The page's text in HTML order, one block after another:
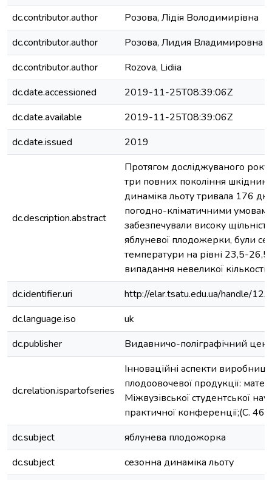
dc.contributor.author
Розова, Лідія Володимирівна
dc.contributor.author
Розова, Лидия Владимировна
dc.contributor.author
Rozova, Lidiia
dc.date.accessioned
2019-11-25T08:39:06Z
dc.date.available
2019-11-25T08:39:06Z
dc.date.issued
2019
dc.description.abstract
Протягом досліджуваного року
три повних покоління
динаміка льоту тривала 176
погодно-кліматичними
забезпечували високу
яблуневої плодожерки, були
температури на рівні 23,5-
випадання невеликої кількості
dc.identifier.uri
http://elar.tsatu.edu.ua/handle/
dc.language.iso
uk
dc.publisher
Видавничо-поліграфічний
dc.relation.ispartofseries
Інноваційні аспекти
плодоовочевої продукції:
Міжвузівської студентської
практичної конференції;(С.
dc.subject
яблунева плодожорка
dc.subject
сезонна динаміка льоту